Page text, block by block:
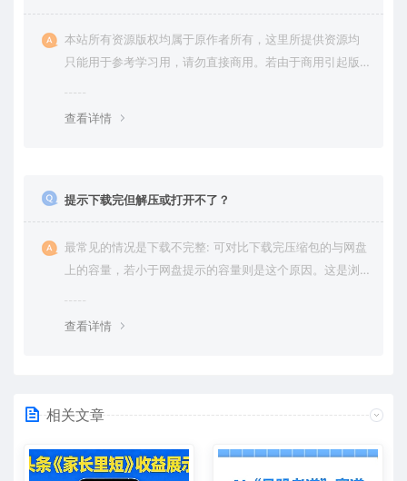
本站所有资源版权均属于原作者所有，这里所提供资源均
只能用于参考学习用，请勿直接商用。若由于商用引起版
查看详情
提示下载完但解压或打开不了？
最常见的情况是下载不完整: 可对比下载完压缩包的与网盘
上的容量，若小于网盘提示的容量则是这个原因。这是浏
查看详情
相关文章